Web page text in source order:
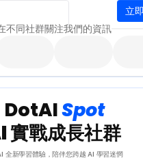
立
不同社群關注我們的資訊
DotAI Spot
實戰成長社群
全新學習體驗，陪伴您跨越 AI 學習迷惘